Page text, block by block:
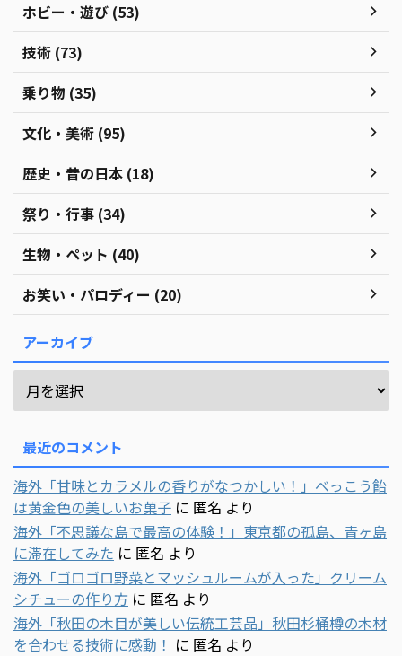
ホビー・遊び (53)
技術 (73)
乗り物 (35)
文化・美術 (95)
歴史・昔の日本 (18)
祭り・行事 (34)
生物・ペット (40)
お笑い・パロディー (20)
アーカイブ
最近のコメント
海外「甘味とカラメルの香りがなつかしい！」べっこう飴
は黄金色の美しいお菓子 に 匿名 より
海外「不思議な島で最高の体験！」東京都の孤島、青ヶ島
に滞在してみた に 匿名 より
海外「ゴロゴロ野菜とマッシュルームが入った」クリーム
シチューの作り方 に 匿名 より
海外「秋田の木目が美しい伝統工芸品」秋田杉桶樽の木材
を合わせる技術に感動！ に 匿名 より